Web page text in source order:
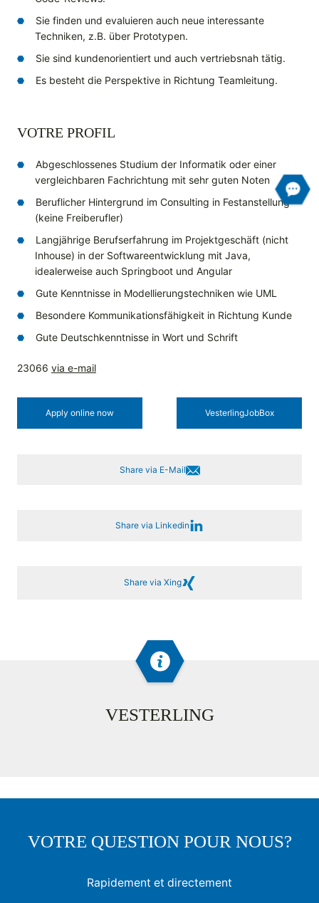
Sie finden und evaluieren auch neue interessante
Techniken, z.B. über Prototypen.
Sie sind kundenorientiert und auch vertriebsnah tätig.
Es besteht die Perspektive in Richtung Teamleitung.
VOTRE PROFIL
Abgeschlossenes Studium der Informatik oder einer
vergleichbaren Fachrichtung mit sehr guten Noten
Beruflicher Hintergrund im Consulting in Festanstellung
(keine Freiberufler)
Langjährige Berufserfahrung im Projektgeschäft (nicht
Inhouse) in der Softwareentwicklung mit Java,
idealerweise auch Springboot und Angular
Gute Kenntnisse in Modellierungstechniken wie UML
Besondere Kommunikationsfähigkeit in Richtung Kunde
Gute Deutschkenntnisse in Wort und Schrift
23066 via e-mail
Apply online now Vesterling­JobBox
Share via E-Mail
Share via Linkedin
Share via Xing
VESTERLING
VOTRE QUESTION POUR NOUS?
Rapidement et directement